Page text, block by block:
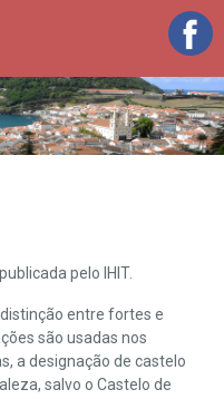
pelo IHIT.
entre fortes e
são usadas nos
a designação de castelo
salvo o Castelo de